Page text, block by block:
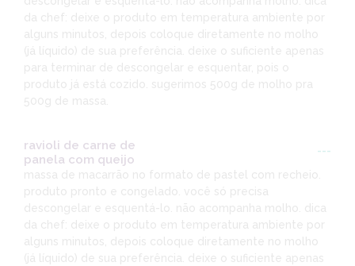
da chef: deixe o produto em temperatura ambiente por
alguns minutos, depois coloque diretamente no molho
(já líquido) de sua preferência. deixe o suficiente apenas
para terminar de descongelar e esquentar, pois o
produto já está cozido. sugerimos 500g de molho pra
500g de massa.
ravioli de carne de
panela com queijo
---
massa de macarrão no formato de pastel com recheio.
produto pronto e congelado. você só precisa
descongelar e esquentá-lo. não acompanha molho. dica
da chef: deixe o produto em temperatura ambiente por
alguns minutos, depois coloque diretamente no molho
(já líquido) de sua preferência. deixe o suficiente apenas